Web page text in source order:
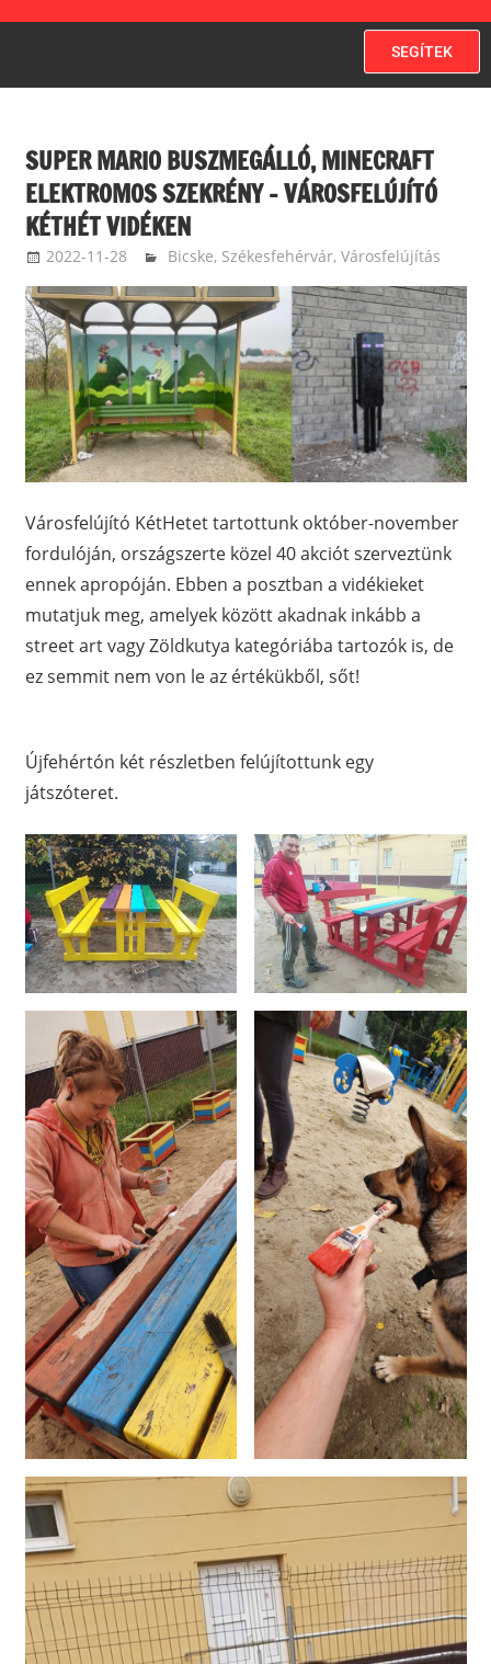
SEGÍTEK
SUPER MARIO BUSZMEGÁLLÓ, MINECRAFT
ELEKTROMOS SZEKRÉNY – VÁROSFELÚJÍTÓ
KÉTHÉT VIDÉKEN
2022-11-28 langdavid
Bicske, Székesfehérvár, Városfelújítás
Városfelújító KétHetet tartottunk október-november
fordulóján, országszerte közel 40 akciót szerveztünk
ennek apropóján. Ebben a posztban a vidékieket
mutatjuk meg, amelyek között akadnak inkább a
street art vagy Zöldkutya kategóriába tartozók is, de
ez semmit nem von le az értékükből, sőt!
Újfehértón két részletben felújítottunk egy
játszóteret.